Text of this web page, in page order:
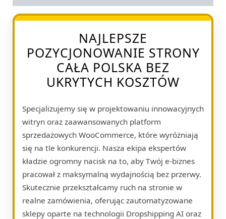
NAJLEPSZE
POZYCJONOWANIE STRONY
CAŁA POLSKA BEZ
UKRYTYCH KOSZTÓW
Specjalizujemy się w projektowaniu innowacyjnych
witryn oraz zaawansowanych platform
sprzedażowych WooCommerce, które wyróżniają
się na tle konkurencji. Nasza ekipa ekspertów
kładzie ogromny nacisk na to, aby Twój e-biznes
pracował z maksymalną wydajnością bez przerwy.
Skutecznie przekształcamy ruch na stronie w
realne zamówienia, oferując zautomatyzowane
sklepy oparte na technologii Dropshipping AI oraz